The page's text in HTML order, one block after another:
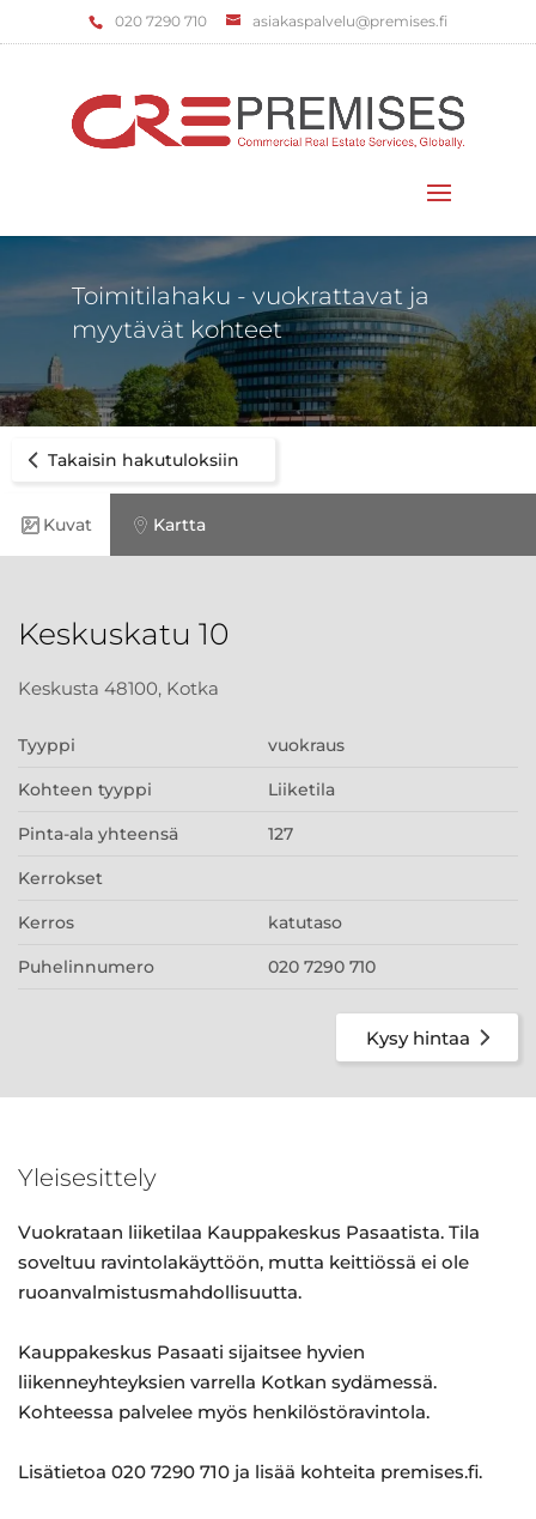
‌020 7290 710 asiakaspalvelu@premises.fi
Toimitilahaku - vuokrattavat ja
myytävät kohteet
Takaisin hakutuloksiin
Kuvat Kartta
Keskuskatu 10
Keskusta 48100, Kotka
Tyyppi vuokraus
Kohteen tyyppi Liiketila
Pinta-ala yhteensä 127
Kerrokset
Kerros katutaso
Puhelinnumero 020 7290 710
Kysy hintaa
Yleisesittely
Vuokrataan liiketilaa Kauppakeskus Pasaatista. Tila
soveltuu ravintolakäyttöön, mutta keittiössä ei ole
ruoanvalmistusmahdollisuutta.
Kauppakeskus Pasaati sijaitsee hyvien
liikenneyhteyksien varrella Kotkan sydämessä.
Kohteessa palvelee myös henkilöstöravintola.
Lisätietoa 020 7290 710 ja lisää kohteita premises.fi.